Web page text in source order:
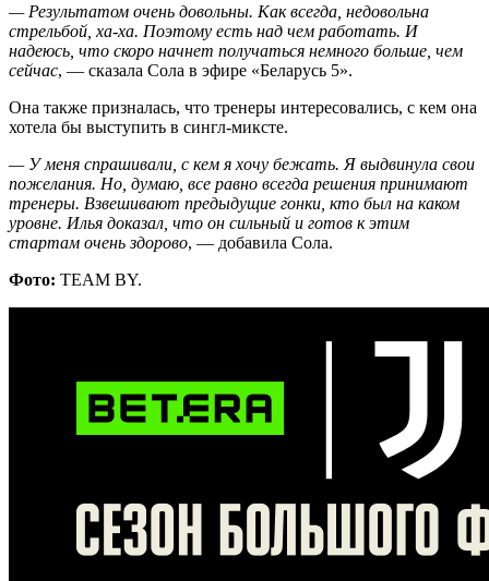
— Результатом очень довольны. Как всегда, недовольна
стрельбой, ха-ха. Поэтому есть над чем работать. И
надеюсь, что скоро начнет получаться немного больше, чем
сейчас, — сказала Сола в эфире «Беларусь 5».
Она также призналась, что тренеры интересовались, с кем она
хотела бы выступить в сингл-миксте.
— У меня спрашивали, с кем я хочу бежать. Я выдвинула свои
пожелания. Но, думаю, все равно всегда решения принимают
тренеры. Взвешивают предыдущие гонки, кто был на каком
уровне. Илья доказал, что он сильный и готов к этим
стартам очень здорово, — добавила Сола.
Фото: TEAM BY.